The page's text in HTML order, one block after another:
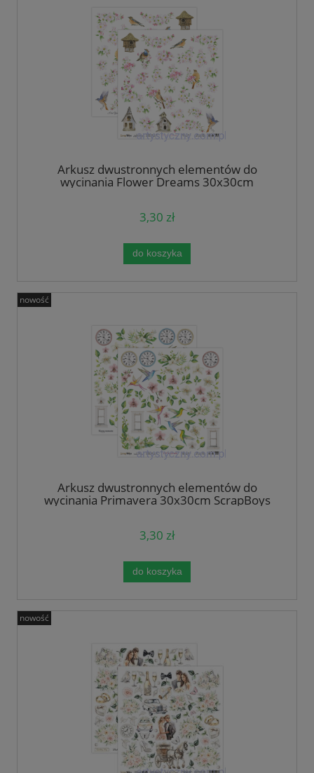
Arkusz dwustronnych elementów do
wycinania Flower Dreams 30x30cm
3,30 zł
do koszyka
Arkusz dwustronnych elementów do
wycinania Primavera 30x30cm ScrapBoys
3,30 zł
do koszyka
nowość
nowość